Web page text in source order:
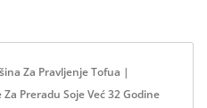
Za Pravljenje Tofua |
Preradu Soje Već 32 Godine